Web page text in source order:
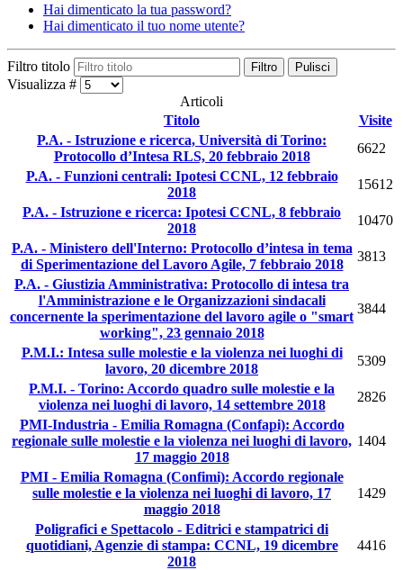
Hai dimenticato la tua password?
Hai dimenticato il tuo nome utente?
Filtro titolo Filtro Pulisci
Visualizza #
Articoli
Titolo
Visite
P.A. - Istruzione e ricerca, Università di Torino:
Protocollo d’Intesa RLS, 20 febbraio 2018
6622
P.A. - Funzioni centrali: Ipotesi CCNL, 12 febbraio
2018
15612
P.A. - Istruzione e ricerca: Ipotesi CCNL, 8 febbraio
2018
10470
P.A. - Ministero dell'Interno: Protocollo d’intesa in tema
di Sperimentazione del Lavoro Agile, 7 febbraio 2018
3813
P.A. - Giustizia Amministrativa: Protocollo di intesa tra
l'Amministrazione e le Organizzazioni sindacali
concernente la sperimentazione del lavoro agile o "smart
working", 23 gennaio 2018
3844
P.M.I.: Intesa sulle molestie e la violenza nei luoghi di
lavoro, 20 dicembre 2018
5309
P.M.I. - Torino: Accordo quadro sulle molestie e la
violenza nei luoghi di lavoro, 14 settembre 2018
2826
PMI-Industria - Emilia Romagna (Confapi): Accordo
regionale sulle molestie e la violenza nei luoghi di lavoro,
17 maggio 2018
1404
PMI - Emilia Romagna (Confimi): Accordo regionale
sulle molestie e la violenza nei luoghi di lavoro, 17
maggio 2018
1429
Poligrafici e Spettacolo - Editrici e stampatrici di
quotidiani, Agenzie di stampa: CCNL, 19 dicembre
2018
4416